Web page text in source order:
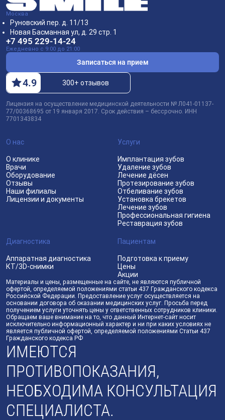
Москва
Руновский пер. д. 11/13
Новая Басманная ул, д. 29 стр. 1
+7 495 229-14-24
Ежедневно с 9:00 до 21:00
Записаться на прием
4.9 300+ отзывов
Лицензия на осуществление медицинской деятельности № Л041-01137-
77/00368695 от 19 января 2017. Срок действия – бессрочно. ИНН
7701343834
О нас
О клинике
Врачи
Оборудование
Отзывы
Наши филиалы
Лицензии и документы
Диагностика
Аппаратная диагностика
КТ/3D-снимки
Пациентам
Подготовка к приему
Цены
Акции
Услуги
Имплантация зубов
Удаление зубов
Лечение дёсен
Протезирование зубов
Отбеливание зубов
Установка брекетов
Лечение зубов
Профессиональная гигиена
Реставрация зубов
Материалы и цены, размещенные на сайте, не являются публичной
офертой, определяемой положениями статьи 437 Гражданского кодекса
Российской Федерации. Предоставление услуг осуществляется на
основании договора об оказании медицинских услуг. Просьба перед
получением услуги уточнять цены у ответственных сотрудников клиники.
Обращаем ваше внимание на то, что данный Интернет-сайт носит
исключительно информационный характер и ни при каких условиях не
является публичной офертой, определяемой положениями Статьи 437
Гражданского кодекса РФ
ИМЕЮТСЯ
ПРОТИВОПОКАЗАНИЯ,
НЕОБХОДИМА КОНСУЛЬТАЦИЯ
СПЕЦИАЛИСТА.